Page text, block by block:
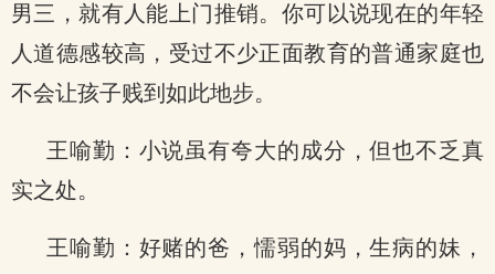
男三，就有人能上门推销。你可以说现在的年轻
人道德感较高，受过不少正面教育的普通家庭也
不会让孩子贱到如此地步。
王喻勤：小说虽有夸大的成分，但也不乏真
实之处。
王喻勤：好赌的爸，懦弱的妈，生病的妹，